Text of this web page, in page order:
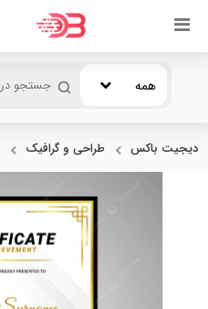
همه
دیجیت باکس طراحی و گرافیک